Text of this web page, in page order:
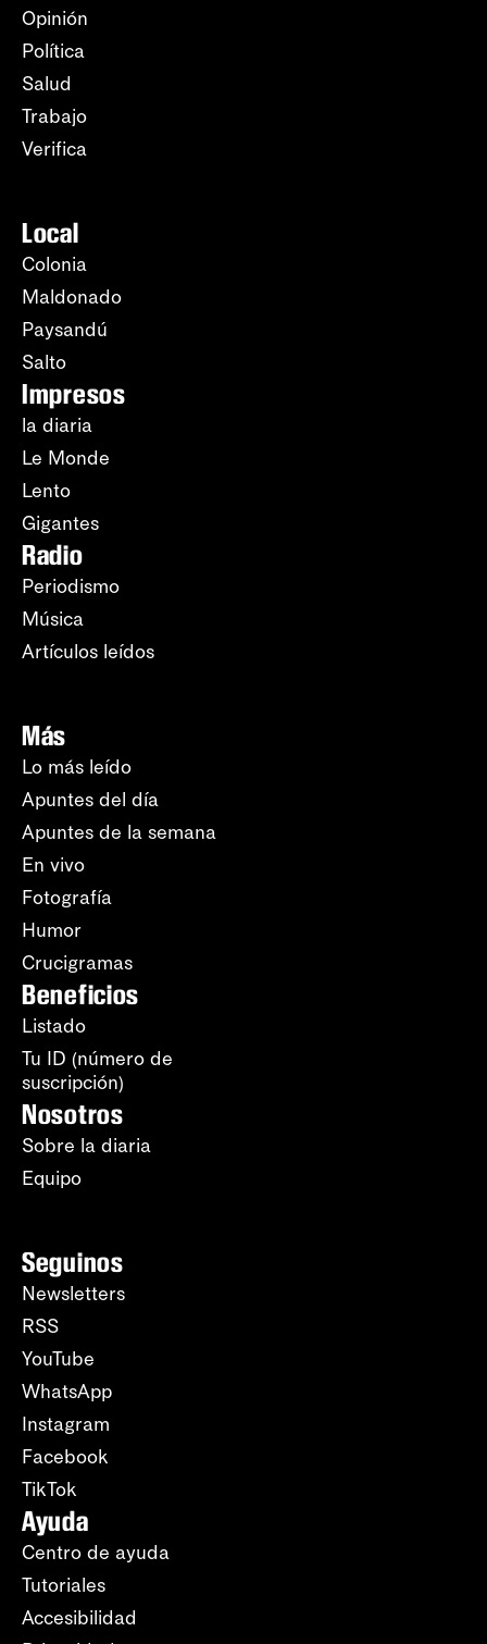
Opinión
Política
Salud
Trabajo
Verifica
Local
Colonia
Maldonado
Paysandú
Salto
Impresos
la diaria
Le Monde
Lento
Gigantes
Radio
Periodismo
Música
Artículos leídos
Más
Lo más leído
Apuntes del día
Apuntes de la semana
En vivo
Fotografía
Humor
Crucigramas
Beneficios
Listado
Tu ID (número de
suscripción)
Nosotros
Sobre la diaria
Equipo
Seguinos
Newsletters
RSS
YouTube
WhatsApp
Instagram
Facebook
TikTok
Ayuda
Centro de ayuda
Tutoriales
Accesibilidad